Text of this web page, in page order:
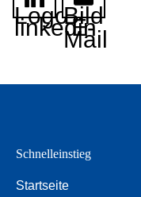
Logo
linkedin
Bild
E-
Mail
Schnelleinstieg
Startseite